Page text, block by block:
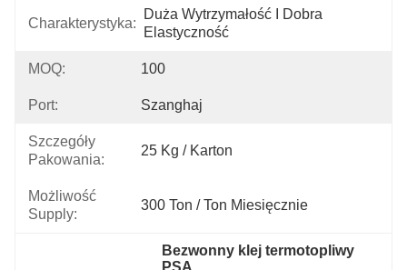
Charakterystyka:
Duża Wytrzymałość I Dobra
Elastyczność
MOQ: 100
Port: Szanghaj
Szczegóły
Pakowania:
25 Kg / Karton
Możliwość
Supply:
300 Ton / Ton Miesięcznie
Bezwonny klej termotopliwy
PSA